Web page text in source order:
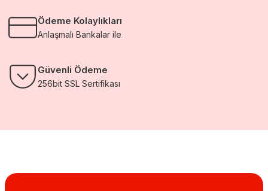
Ödeme Kolaylıkları
Anlaşmalı Bankalar ile
Güvenli Ödeme
256bit SSL Sertifikası